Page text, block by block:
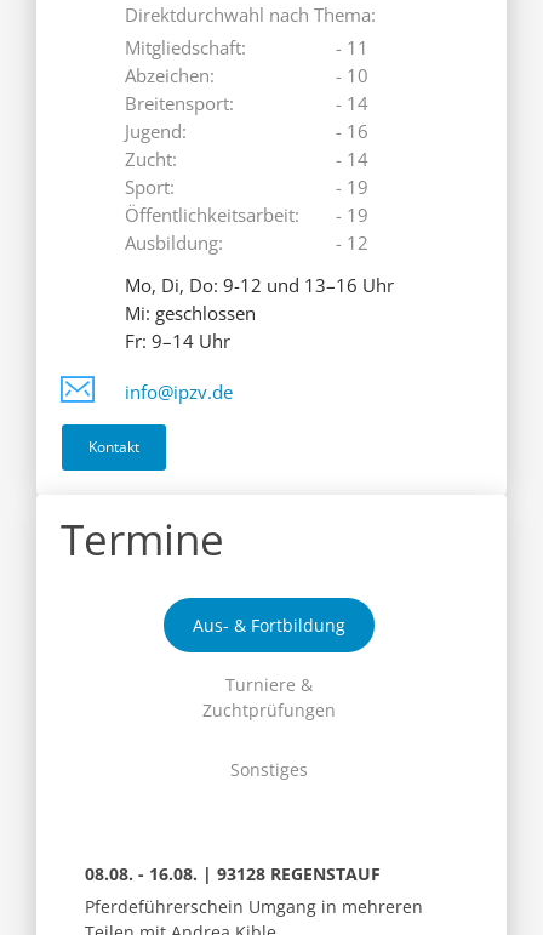
Direktdurchwahl nach Thema:
Mitgliedschaft:
Abzeichen:
Breitensport:
Jugend:
Zucht:
Sport:
Öffentlichkeitsarbeit:
Ausbildung:
- 11
- 10
- 14
- 16
- 14
- 19
- 19
- 12
Mo, Di, Do: 9-12 und 13–16 Uhr
Mi: geschlossen
Fr: 9–14 Uhr
info@ipzv.de
Kontakt
Termine
Aus- & Fortbildung
Turniere &
Zuchtprüfungen
Sonstiges
08.08. - 16.08. | 93128 REGENSTAUF
Pferdeführerschein Umgang in mehreren